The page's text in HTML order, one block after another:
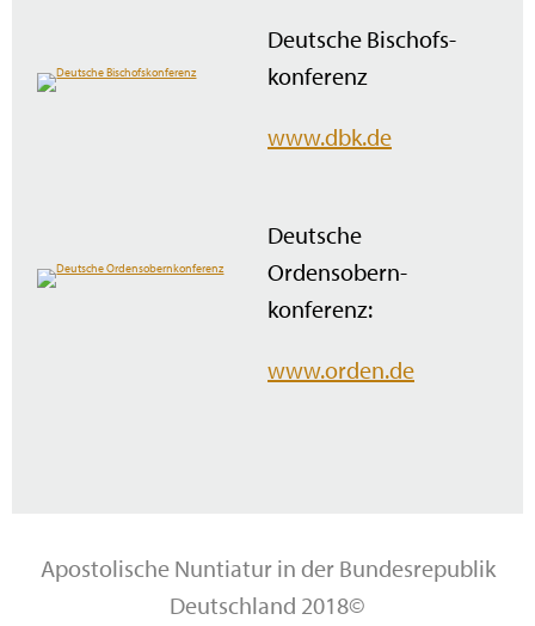
Deutsche Bischofs­
konferenz
www.dbk.de
Deutsche
Ordensobern­
konferenz:
www.orden.de
Apostolische Nuntiatur in der Bundesrepublik
Deutschland 2018©